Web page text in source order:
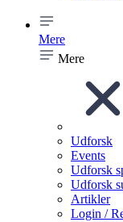
Mere
Mere
Udforsk
Events
Udforsk
Udforsk
Artikler
Login /